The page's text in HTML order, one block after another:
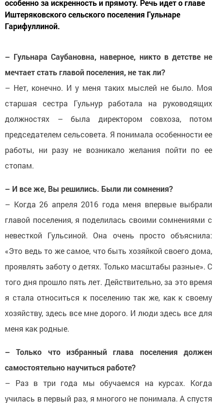
особенно за искренность и прямоту. Речь идет о главе
Иштеряковского сельского поселения Гульнаре
Гарифуллиной.
– Гульнара Саубановна, наверное, никто в детстве не
мечтает стать главой поселения, не так ли?
– Нет, конечно. И у меня таких мыслей не было. Моя
старшая сестра Гульнур работала на руководящих
должностях – была директором совхоза, потом
председателем сельсовета. Я понимала особенности ее
работы, ни разу не возникало желания пойти по ее
стопам.
– И все же, Вы решились. Были ли сомнения?
– Когда 26 апреля 2016 года меня впервые выбрали
главой поселения, я поделилась своими сомнениями с
невесткой Гульсиной. Она очень просто объяснила:
«Это ведь то же самое, что быть хозяйкой своего дома,
проявлять заботу о детях. Только масштабы разные». С
того дня прошло пять лет. Действительно, за это время
я стала относиться к поселению так же, как к своему
хозяйству, здесь все мне дорого. И люди здесь все для
меня как родные.
– Только что избранный глава поселения должен
самостоятельно научиться работе?
– Раз в три года мы обучаемся на курсах. Когда
училась в первый раз, я многого не понимала. А спустя